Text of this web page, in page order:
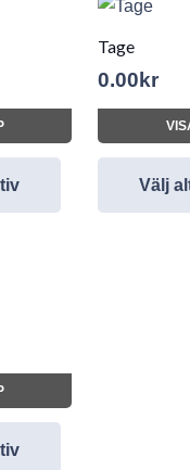
Tage
0.00 kr
Välj